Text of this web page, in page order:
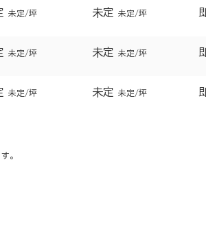
未定/坪 未定 未定/坪
未定/坪 未定 未定/坪
未定/坪 未定 未定/坪
。